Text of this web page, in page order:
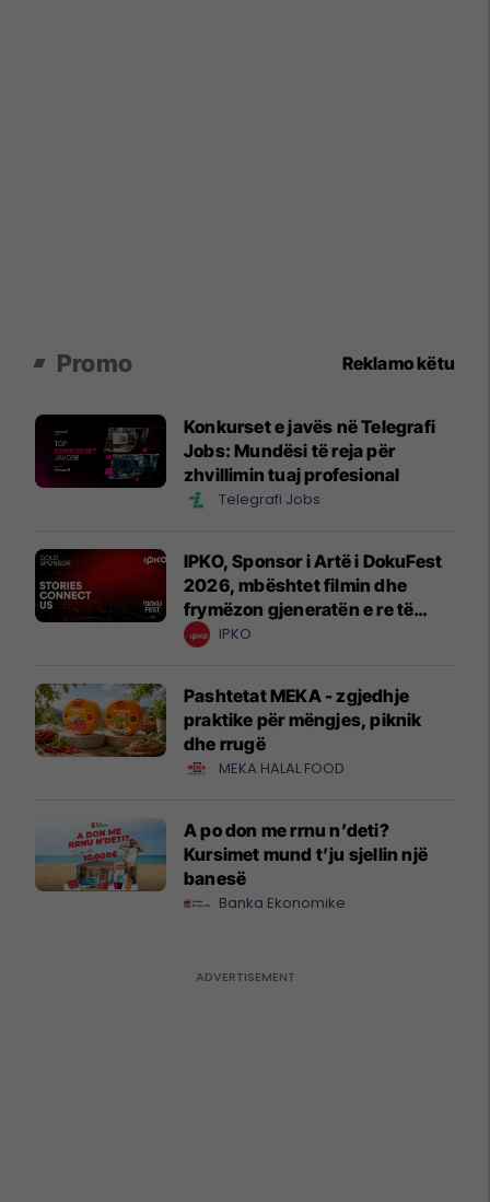
Promo Reklamo këtu
Konkurset e javës në Telegrafi
Jobs: Mundësi të reja për
zhvillimin tuaj profesional
Telegrafi Jobs
IPKO, Sponsor i Artë i DokuFest
2026, mbështet filmin dhe
frymëzon gjeneratën e re të
krijuesve
IPKO
Pashtetat MEKA - zgjedhje
praktike për mëngjes, piknik
dhe rrugë
MEKA HALAL FOOD
A po don me rrnu n’deti?
Kursimet mund t’ju sjellin një
banesë
Banka Ekonomike